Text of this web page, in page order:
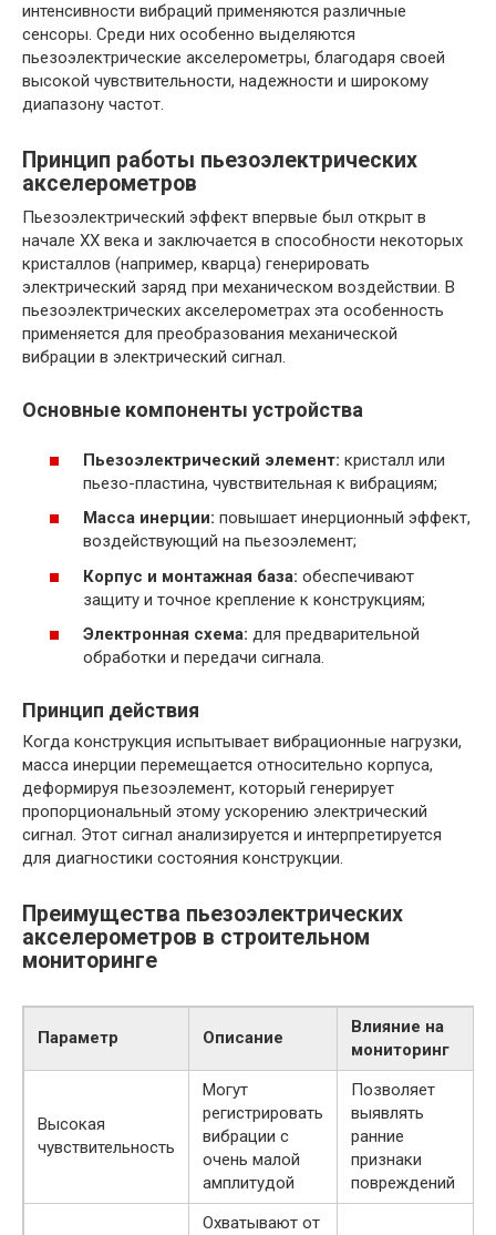
интенсивности вибраций применяются различные
сенсоры. Среди них особенно выделяются
пьезоэлектрические акселерометры, благодаря своей
высокой чувствительности, надежности и широкому
диапазону частот.
Принцип работы пьезоэлектрических
акселерометров
Пьезоэлектрический эффект впервые был открыт в
начале XX века и заключается в способности некоторых
кристаллов (например, кварца) генерировать
электрический заряд при механическом воздействии. В
пьезоэлектрических акселерометрах эта особенность
применяется для преобразования механической
вибрации в электрический сигнал.
Основные компоненты устройства
Пьезоэлектрический элемент: кристалл или
пьезо-пластина, чувствительная к вибрациям;
Масса инерции: повышает инерционный эффект,
воздействующий на пьезоэлемент;
Корпус и монтажная база: обеспечивают
защиту и точное крепление к конструкциям;
Электронная схема: для предварительной
обработки и передачи сигнала.
Принцип действия
Когда конструкция испытывает вибрационные нагрузки,
масса инерции перемещается относительно корпуса,
деформируя пьезоэлемент, который генерирует
пропорциональный этому ускорению электрический
сигнал. Этот сигнал анализируется и интерпретируется
для диагностики состояния конструкции.
Преимущества пьезоэлектрических
акселерометров в строительном
мониторинге
Параметр Описание
Влияние на
мониторинг
Высокая
чувствительность
Могут
регистрировать
вибрации с
очень малой
амплитудой
Позволяет
выявлять
ранние
признаки
повреждений
Охватывают от